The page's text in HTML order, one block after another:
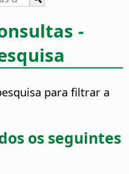
-
para filtrar a
os seguintes